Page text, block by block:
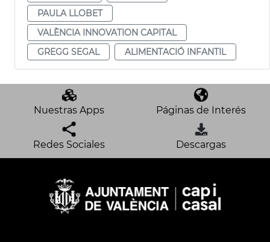
PAULA LLOBET
VALÈNCIA INNOVATION CAPITAL
GREGG SEGAL
ALIMENTACIÓ INFANTIL
Nuestras Apps Páginas de Interés
Redes Sociales Descargas